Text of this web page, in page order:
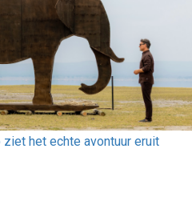
het echte avontuur eruit